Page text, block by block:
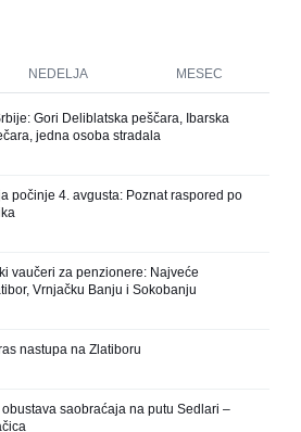
NEDELJA MESEC
Gori Deliblatska peščara, Ibarska
jedna osoba stradala
počinje 4. avgusta: Poznat raspored po
vaučeri za penzionere: Najveće
Vrnjačku Banju i Sokobanju
nastupa na Zlatiboru
saobraćaja na putu Sedlari –